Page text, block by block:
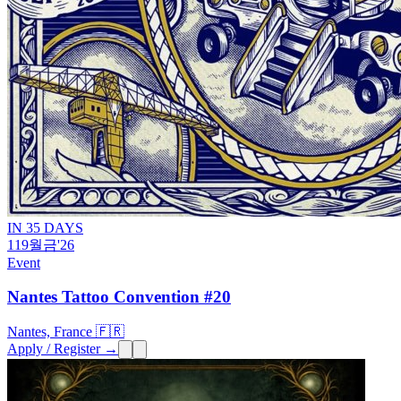
IN 35 DAYS
119월금'26
Event
Nantes Tattoo Convention #20
Nantes, France 🇫🇷
Apply / Register →